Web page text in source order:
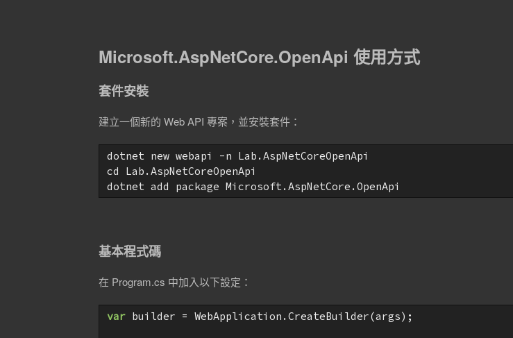
Microsoft.AspNetCore.OpenApi 使用方式
套件安裝
建立一個新的 Web API 專案，並安裝套件：
dotnet new webapi -n Lab.AspNetCoreOpenApi
cd Lab.AspNetCoreOpenApi
dotnet add package Microsoft.AspNetCore.OpenApi
基本程式碼
在 Program.cs 中加入以下設定：
var builder = WebApplication.CreateBuilder(args);